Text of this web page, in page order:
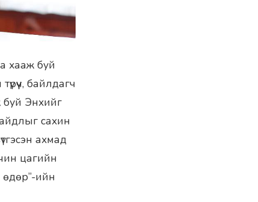
хааж буй
байлдагч
буй Энхийг
сахин
ахмад
цагийн
өдөр”-ийн